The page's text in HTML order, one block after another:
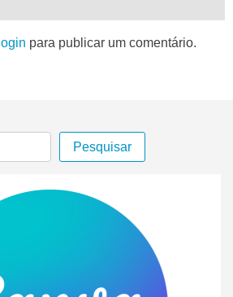
login para publicar um comentário.
Pesquisar